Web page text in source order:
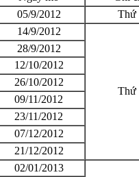
05/9/2012
Thứ
14/9/2012
Thứ
28/9/2012
12/10/2012
26/10/2012
09/11/2012
23/11/2012
07/12/2012
21/12/2012
02/01/2013